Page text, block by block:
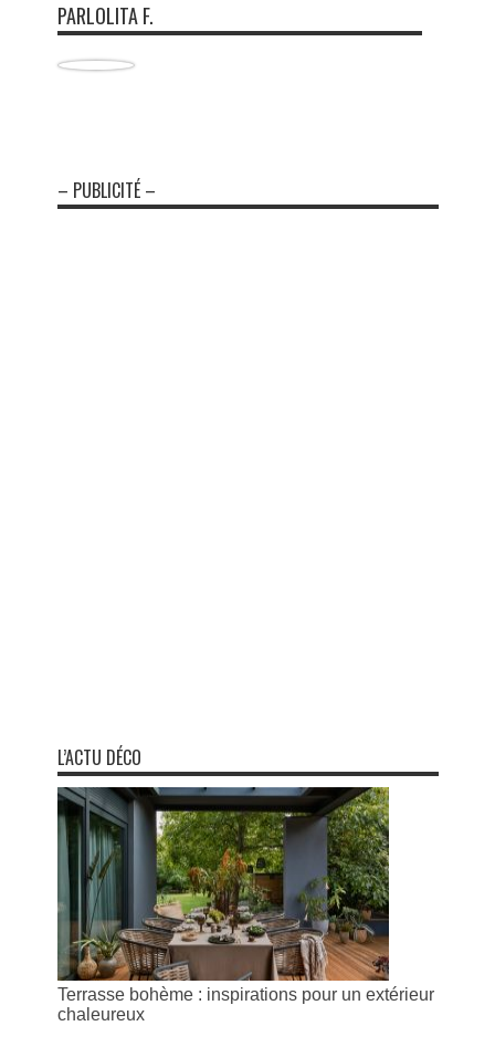
PARLOLITA F.
– PUBLICITÉ –
L’ACTU DÉCO
Terrasse bohème : inspirations pour un extérieur
chaleureux